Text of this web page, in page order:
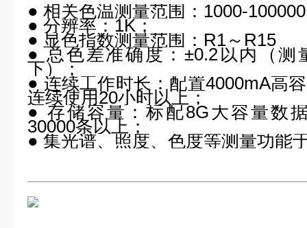
● 相关色温测量范围：1000-
● 分辨率：1K；
● 显色指数测量范围：R1～R15
● 总色差准确度：±0.2以内（测
下）；
● 连续工作时长：配置4000mA高
连续使用20小时以上；
● 存储容量：标配8G大容量数
30000条以上；
● 集光谱、照度、色度等测量功能